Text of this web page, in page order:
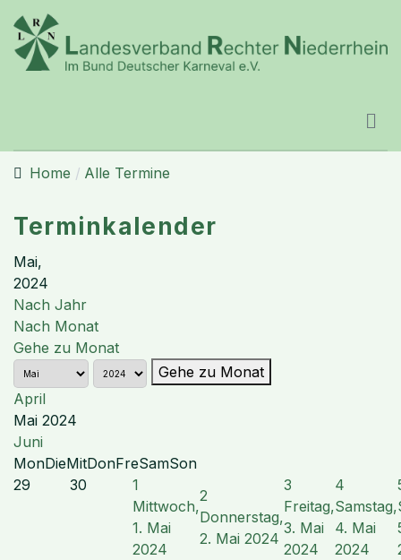
Home Alle Termine
Terminkalender
Mai,
2024
Nach Jahr
Nach Monat
Gehe zu Monat
Gehe zu Monat
April
Mai 2024
Juni
MonDieMitDonFreSamSon
29
30
1
Mittwoch,
1. Mai
2024
2
Donnerstag,
2. Mai 2024
3
Freitag,
3. Mai
2024
4
Samstag,
4. Mai
2024